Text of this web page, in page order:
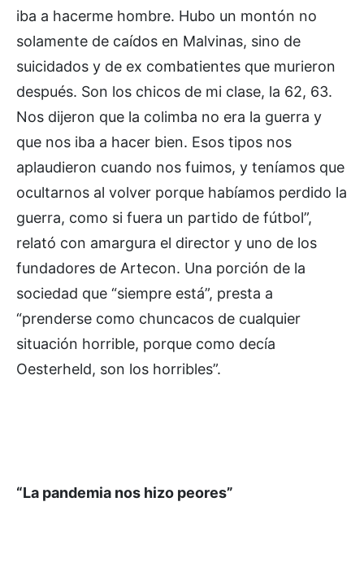
iba a hacerme hombre. Hubo un montón no
solamente de caídos en Malvinas, sino de
suicidados y de ex combatientes que murieron
después. Son los chicos de mi clase, la 62, 63.
Nos dijeron que la colimba no era la guerra y
que nos iba a hacer bien. Esos tipos nos
aplaudieron cuando nos fuimos, y teníamos que
ocultarnos al volver porque habíamos perdido la
guerra, como si fuera un partido de fútbol”,
relató con amargura el director y uno de los
fundadores de Artecon. Una porción de la
sociedad que “siempre está”, presta a
“prenderse como chuncacos de cualquier
situación horrible, porque como decía
Oesterheld, son los horribles”.
“La pandemia nos hizo peores”